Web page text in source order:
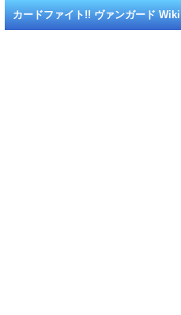
カードファイト!! ヴァンガード Wiki